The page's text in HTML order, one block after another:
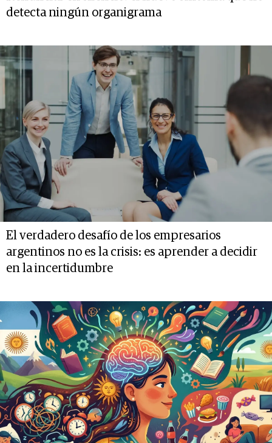
detecta ningún organigrama
El verdadero desafío de los empresarios
argentinos no es la crisis: es aprender a decidir
en la incertidumbre